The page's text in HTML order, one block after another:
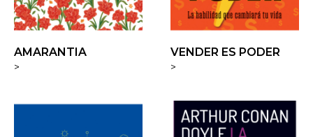
AMARANTIA
>
VENDER ES PODER
>